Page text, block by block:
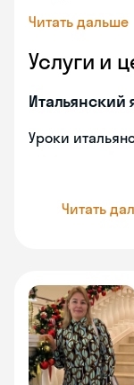
Читать дальше
Услуги и
Итальянский
Уроки
Читать